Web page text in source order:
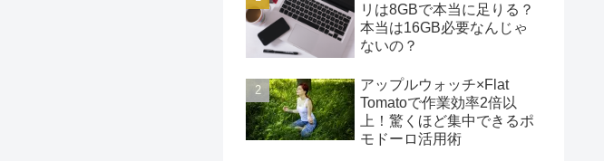
リは8GBで本当に足りる？
本当は16GB必要なんじゃ
ないの？
アップルウォッチ×Flat
Tomatoで作業効率2倍以
上！驚くほど集中できるポ
モドーロ活用術